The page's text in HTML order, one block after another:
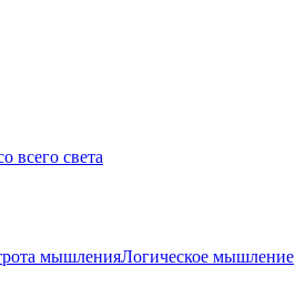
всего света
мышленияЛогическое мышление